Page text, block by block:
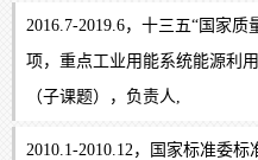
2016.7-2019.6，十三五“国家
项，重点工业用能系统能源利
（子课题），负责人,
2010.1-2010.12，国家标准委